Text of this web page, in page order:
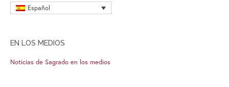
Español
EN LOS MEDIOS
Noticias de Sagrado en los medios